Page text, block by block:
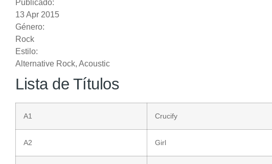
Publicado:
13 Apr 2015
Género:
Rock
Estilo:
Alternative Rock, Acoustic
Lista de Títulos
A1 Crucify
A2 Girl